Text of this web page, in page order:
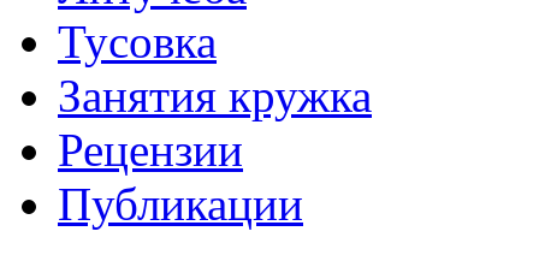
Тусовка
Занятия кружка
Рецензии
Публикации